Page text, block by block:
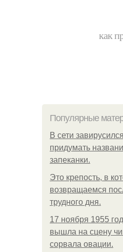
как
Популярные
В сети
придумать
запеканки.
Это крепость, в
возвращаемся
трудного дня.
17 ноября 1955
вышла на сцену
сорвала овации.